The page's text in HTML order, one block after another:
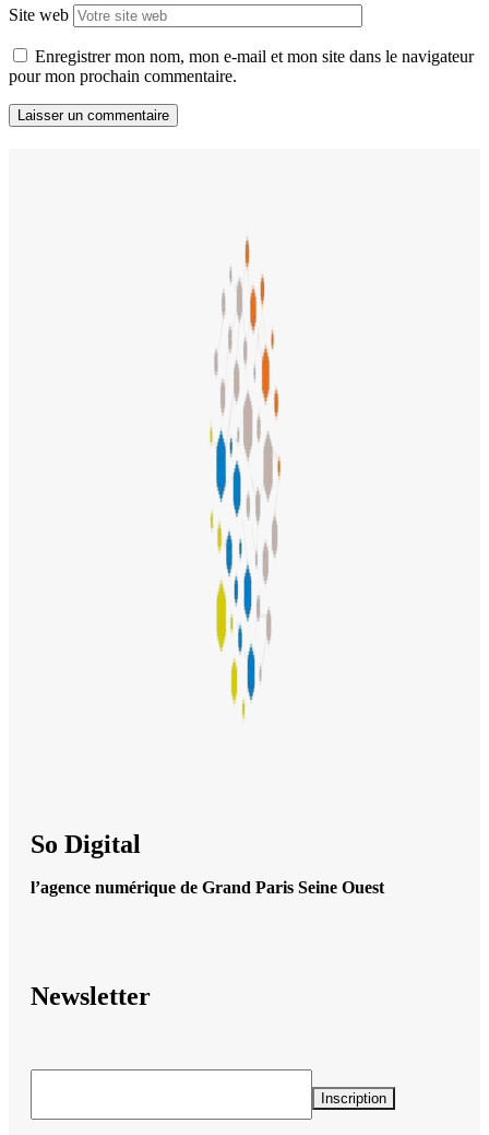
Site web
Enregistrer mon nom, mon e-mail et mon site dans le navigateur
pour mon prochain commentaire.
So Digital
l’agence numérique de Grand Paris Seine Ouest
Newsletter